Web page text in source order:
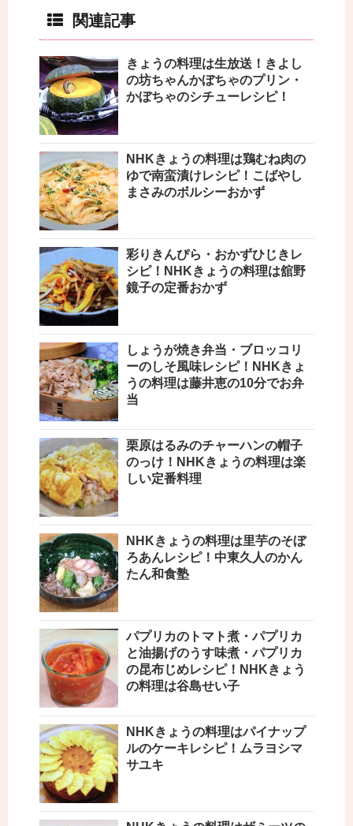
関連記事
きょうの料理は生放送！きよし
の坊ちゃんかぼちゃのプリン・
かぼちゃのシチューレシピ！
NHKきょうの料理は鶏むね肉の
ゆで南蛮漬けレシピ！こばやし
まさみのボルシーおかず
彩りきんぴら・おかずひじきレ
シピ！NHKきょうの料理は舘野
鏡子の定番おかず
しょうが焼き弁当・ブロッコリ
ーのしそ風味レシピ！NHKきょ
うの料理は藤井恵の10分でお弁
当
栗原はるみのチャーハンの帽子
のっけ！NHKきょうの料理は楽
しい定番料理
NHKきょうの料理は里芋のそぼ
ろあんレシピ！中東久人のかん
たん和食塾
パプリカのトマト煮・パプリカ
と油揚げのうす味煮・パプリカ
の昆布じめレシピ！NHKきょう
の料理は谷島せい子
NHKきょうの料理はパイナップ
ルのケーキレシピ！ムラヨシマ
サユキ